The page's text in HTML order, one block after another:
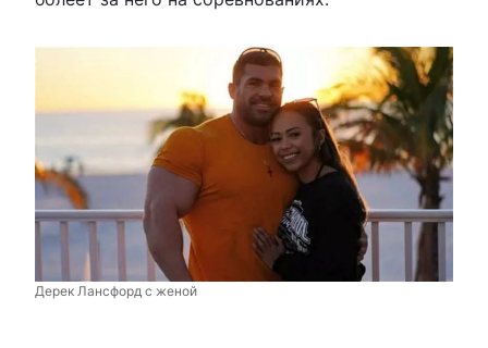
Дерек Лансфорд с женой